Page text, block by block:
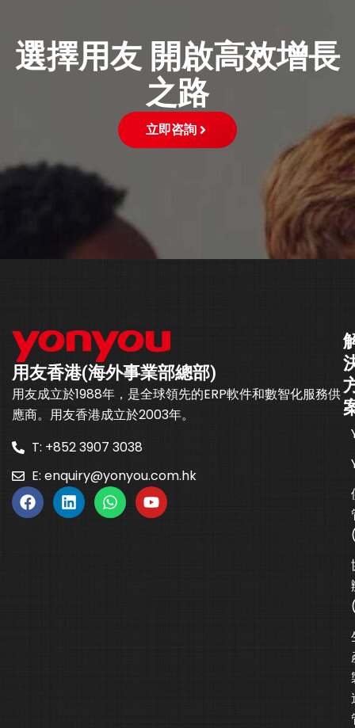
選擇用友 開啟高效增長
之路
立即咨詢
用友香港(海外事業部總部)
用友成立於1988年，是全球領先的ERP軟件和數智化服務供
應商。用友香港成立於2003年。
T: +852 3907 3038
E: enquiry@yonyou.com.hk